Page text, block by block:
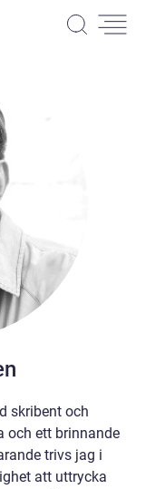
skribent och
och ett brinnande
trivs jag i
att uttrycka